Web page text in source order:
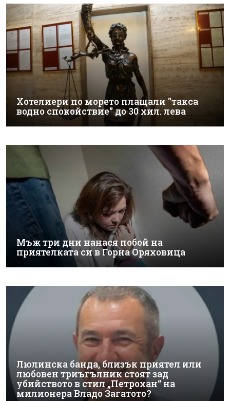
Хотелиери по морето плащали "такса
водно спокойствие" до 30 хил. лева
Мъж три дни нанася побой на
приятелката си в Горна Оряховица
Люлинска банда, близък приятел или
любовен триъгълник стоят зад
убийството в стил „Петрохан“ на
милионера Владо Загатото?